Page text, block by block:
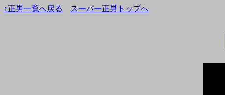
↑正男一覧へ戻る スーパー正男トップへ